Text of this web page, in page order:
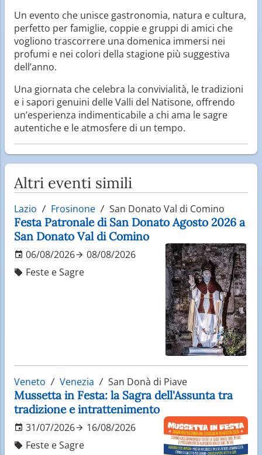
Un evento che unisce gastronomia, natura e cultura,
perfetto per famiglie, coppie e gruppi di amici che
vogliono trascorrere una domenica immersi nei
profumi e nei colori della stagione più suggestiva
dell’anno.
Una giornata che celebra la convivialità, le tradizioni
e i sapori genuini delle Valli del Natisone, offrendo
un’esperienza indimenticabile a chi ama le sagre
autentiche e le atmosfere di un tempo.
Altri eventi simili
Lazio Frosinone San Donato Val di Comino
Festa Patronale di San Donato Agosto 2026 a
San Donato Val di Comino
06/08/2026
08/08/2026
Feste e Sagre
Veneto Venezia San Donà di Piave
Mussetta in Festa: la Sagra dell'Assunta tra
tradizione e intrattenimento
31/07/2026
16/08/2026
Feste e Sagre